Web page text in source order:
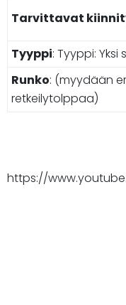
Tarvittavat
Tyyppi: Tyyppi: Yksi
Runko: (myydään
retkeilytolppaa)
https://